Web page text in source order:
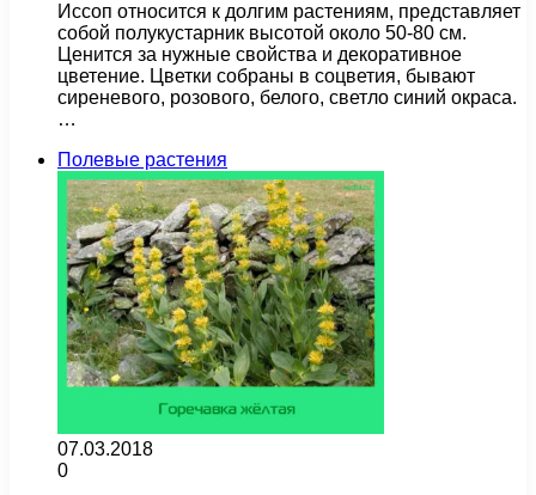
Иссоп относится к долгим растениям, представляет
собой полукустарник высотой около 50-80 см.
Ценится за нужные свойства и декоративное
цветение. Цветки собраны в соцветия, бывают
сиреневого, розового, белого, светло синий окраса.
…
Полевые растения
07.03.2018
0